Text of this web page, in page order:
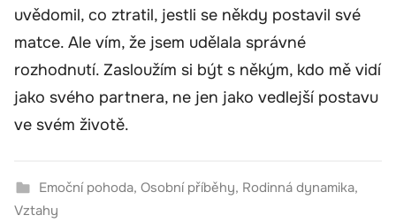
uvědomil, co ztratil, jestli se někdy postavil své
matce. Ale vím, že jsem udělala správné
rozhodnutí. Zasloužím si být s někým, kdo mě vidí
jako svého partnera, ne jen jako vedlejší postavu
ve svém životě.
Emoční pohoda, Osobní příběhy, Rodinná dynamika,
Vztahy